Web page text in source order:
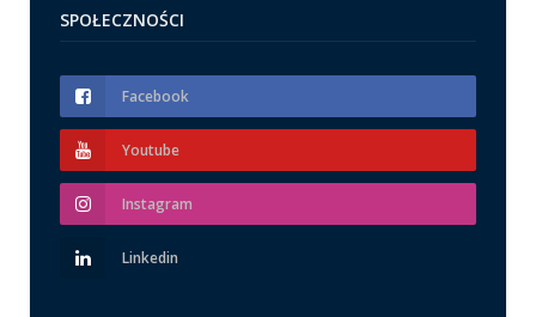
SPOŁECZNOŚCI
Facebook
Youtube
Instagram
Linkedin